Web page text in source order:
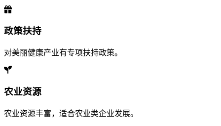
政策扶持
对美丽健康产业有专项扶持政策。
农业资源
农业资源丰富，适合农业类企业发展。